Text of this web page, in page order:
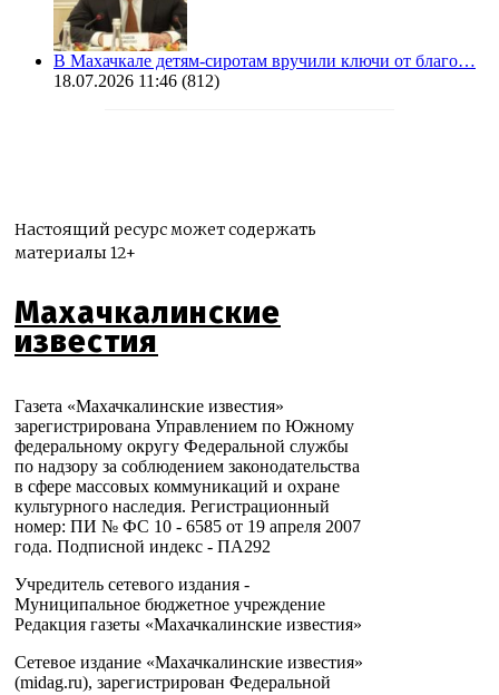
В Махачкале детям-сиротам вручили ключи от благо…
18.07.2026 11:46 (812)
Настоящий ресурс может содержать
материалы 12+
Махачкалинские
известия
Газета «Махачкалинские известия»
зарегистрирована Управлением по Южному
федеральному округу Федеральной службы
по надзору за соблюдением законодательства
в сфере массовых коммуникаций и охране
культурного наследия. Регистрационный
номер: ПИ № ФС 10 - 6585 от 19 апреля 2007
года. Подписной индекс - ПА292
Учредитель сетевого издания -
Муниципальное бюджетное учреждение
Редакция газеты «Махачкалинские известия»
Сетевое издание «Махачкалинские известия»
(midag.ru), зарегистрирован Федеральной